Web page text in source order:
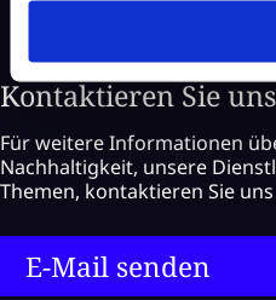
Kontaktieren Sie uns
Für weitere Informationen
Nachhaltigkeit, unsere
Themen, kontaktieren Sie
E-Mail senden